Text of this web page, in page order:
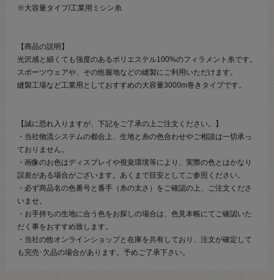
※大容量タイプ/工業用ミシン糸
【商品の説明】
光沢感と細くても強度のあるポリエステル100%のフィラメント糸です。
スポーツウェアや、その他服地などの縫製にご利用いただけます。
縫製工場など工業用としておすすめの大容量3000m巻きタイプです。
【誠に恐れ入りますが、下記をご了承の上ご注文ください。】
・当社物流システムの都合上、生地と糸の色合わせやご相談は一切承っ
ておりません。
・画像のお色はディスプレイや視覚環境等により、実際の色とはかなり
誤差がある場合がございます。あくまで目安としてご参照ください。
・必ず商品名の色番号と番手（糸の太さ）をご確認の上、ご注文くださ
いませ。
・お手持ちの生地に合う色をお探しの場合は、色見本帳にてご確認いた
だく事をおすすめ致します。
・当社の他オンラインショップと在庫を共有しており、注文が確定して
も完売･欠品の場合があります。予めご了承下さい。